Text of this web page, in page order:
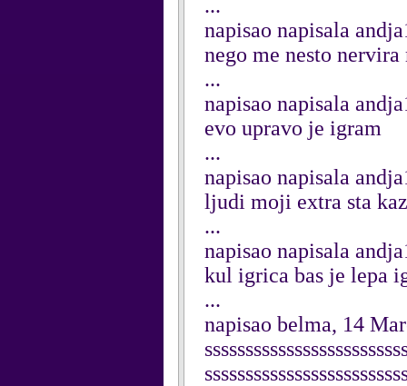
...
napisao napisala
nego me nesto
...
napisao napisala
evo upravo je igram
...
napisao napisala
ljudi moji extra sta
...
napisao napisala
kul igrica bas je lepa
...
napisao belma, 14